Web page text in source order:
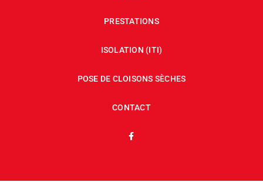
PRESTATIONS
ISOLATION (ITI)
POSE DE CLOISONS SÈCHES
CONTACT